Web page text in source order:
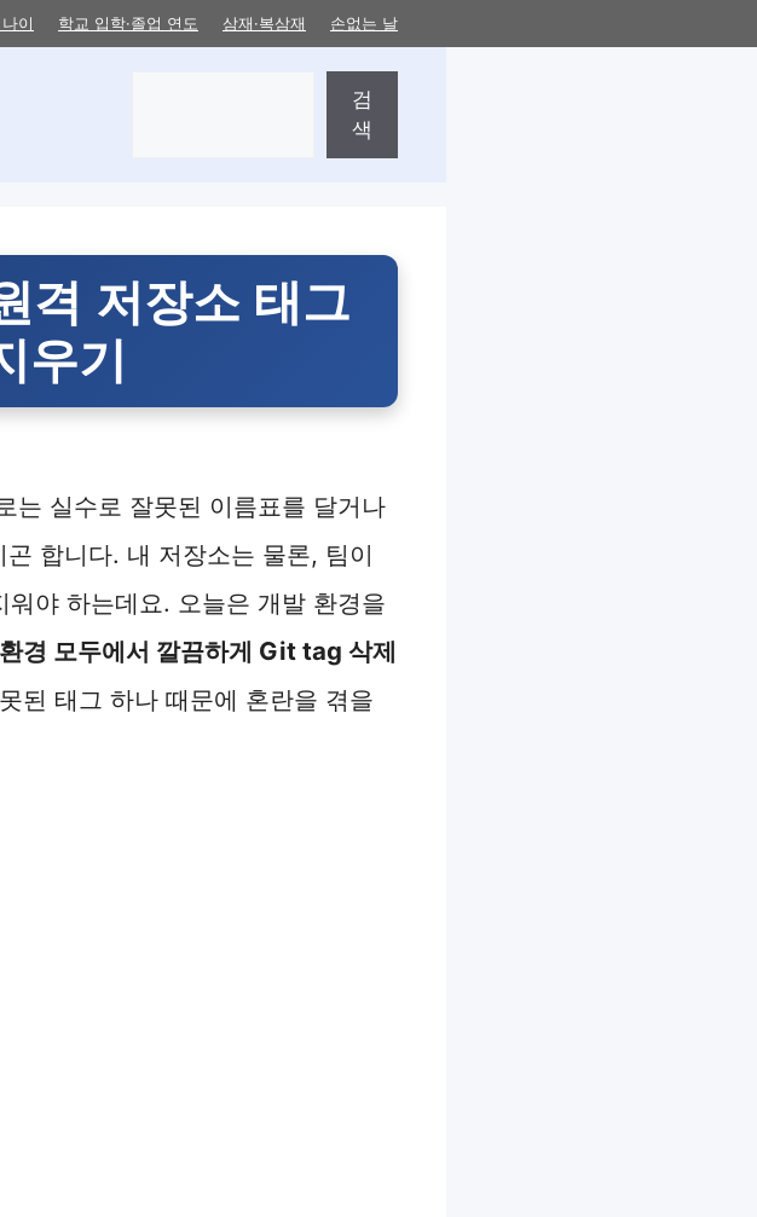
이 학교 입학·졸업 연도 삼재·복삼재 손없는 날
검
색
격 저장소 태그
우기
는 실수로 잘못된 이름표를 달거나
합니다. 내 저장소는 물론, 팀이
야 하는데요. 오늘은 개발 환경을
경 모두에서 깔끔하게 Git tag 삭제
된 태그 하나 때문에 혼란을 겪을